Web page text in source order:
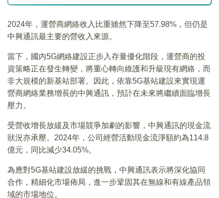
2024年，運營商網絡收入比重雖然下降至57.98%，但仍是
中興通訊最主要的營收入來源。
當下，國内5G網絡建設正步入存量優化階段，運營商的投
資策略正在發生轉變，將重心轉向維護和升級現有網絡，而
非大規模的新基站部署。因此，依靠5G基站建設來實現運
營商網絡業務增長的中興通訊，預計在未來將繼續面臨增長
壓力。
受營收增長放緩及市場競爭加劇的影響，中興通訊的現金流
狀況亦承壓。2024年，公司經營活動現金流淨額約為114.8
億元，同比減少34.05%。
為應對5G基站建設放緩的挑戰，中興通訊表示將深化協同
合作，精細化市場佈局，進一步鞏固其在無線和有線產品領
域的市場地位。